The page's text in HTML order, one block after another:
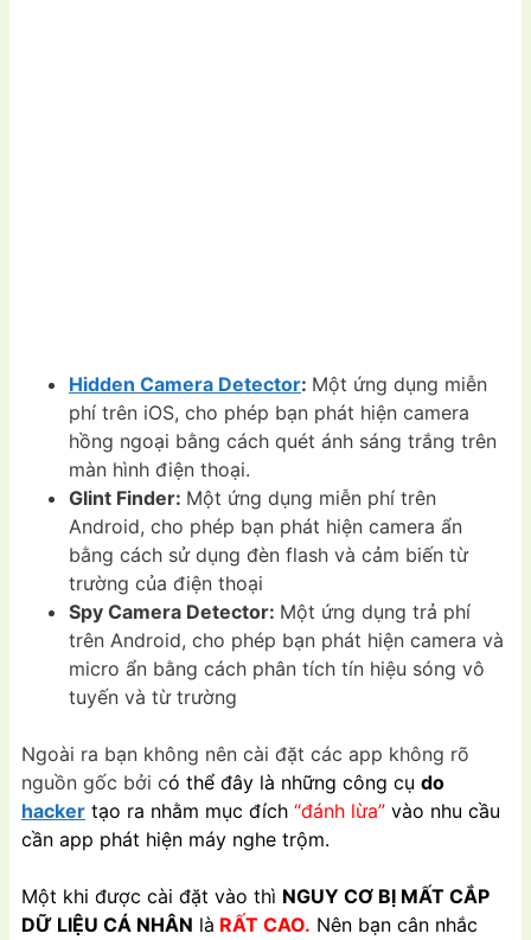
Hidden Camera Detector: Một ứng dụng miễn
phí trên iOS, cho phép bạn phát hiện camera
hồng ngoại bằng cách quét ánh sáng trắng trên
màn hình điện thoại.
Glint Finder: Một ứng dụng miễn phí trên
Android, cho phép bạn phát hiện camera ẩn
bằng cách sử dụng đèn flash và cảm biến từ
trường của điện thoại
Spy Camera Detector: Một ứng dụng trả phí
trên Android, cho phép bạn phát hiện camera và
micro ẩn bằng cách phân tích tín hiệu sóng vô
tuyến và từ trường
Ngoài ra bạn không nên cài đặt các app không rõ
nguồn gốc bởi có thể đây là những công cụ do
hacker tạo ra nhằm mục đích “đánh lừa” vào nhu cầu
cần app phát hiện máy nghe trộm.
Một khi được cài đặt vào thì NGUY CƠ BỊ MẤT CẮP
DỮ LIỆU CÁ NHÂN là RẤT CAO. Nên bạn cân nhắc